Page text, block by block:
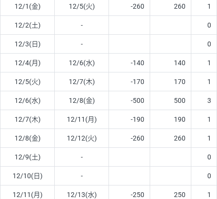
12/1(金) 12/5(火) -260 260 1
12/2(土) - 0
12/3(日) - 0
12/4(月) 12/6(水) -140 140 1
12/5(火) 12/7(木) -170 170 1
12/6(水) 12/8(金) -500 500 3
12/7(木) 12/11(月) -190 190 1
12/8(金) 12/12(火) -260 260 1
12/9(土) - 0
12/10(日) - 0
12/11(月) 12/13(水) -250 250 1